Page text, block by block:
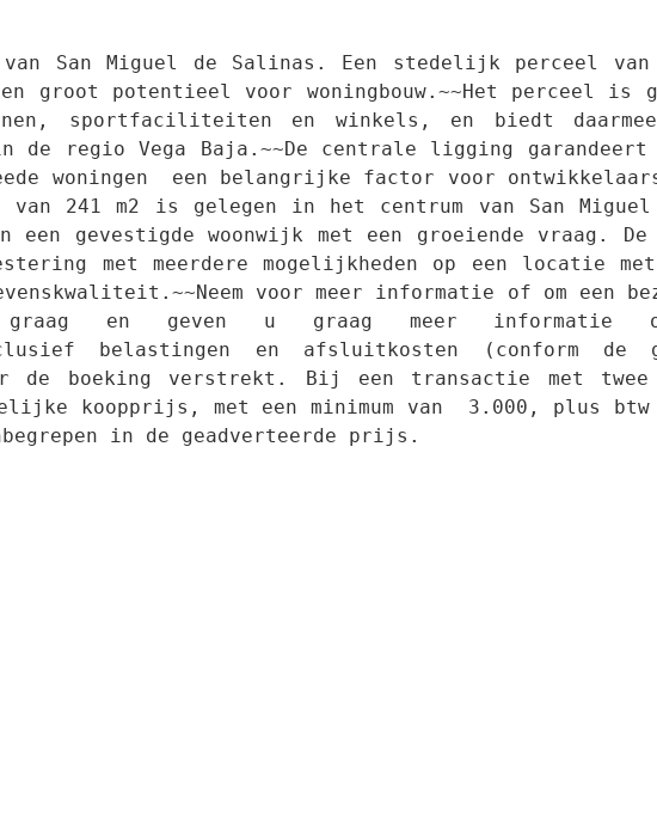
San Miguel de Salinas. Een stedelijk perceel van
groot potentieel voor woningbouw.~~Het perceel is
sportfaciliteiten en winkels, en biedt daarmee
de regio Vega Baja.~~De centrale ligging garandeert
woningen  een belangrijke factor voor
van 241 m2 is gelegen in het centrum van San
gevestigde woonwijk met een groeiende vraag. De
met meerdere mogelijkheden op een locatie
voor meer informatie of om een
en geven u graag meer informatie
belastingen en afsluitkosten (conform de
boeking verstrekt. Bij een transactie met twee
koopprijs, met een minimum van  3.000, plus
in de geadverteerde prijs.